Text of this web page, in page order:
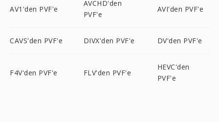
AV1'den PVF'e
AVCHD'den
PVF'e
AVI'den PVF'e
CAVS'den PVF'e DIVX'den PVF'e DV'den PVF'e
F4V'den PVF'e FLV'den PVF'e
HEVC'den
PVF'e